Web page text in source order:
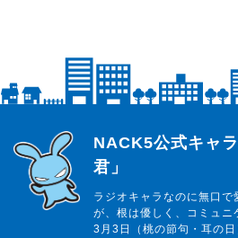
らじっと君
NACK5公式キャ
君」
ラジオキャラなのに無口
が、根は優しく、コミュニ
3月3日（桃の節句・耳の